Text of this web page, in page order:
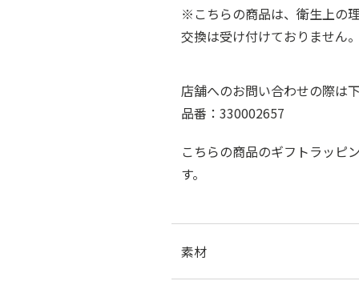
※こちらの商品は、衛生上の
交換は受け付けておりません
店舗へのお問い合わせの際は
品番：330002657
こちらの商品のギフトラッピ
す。
素材